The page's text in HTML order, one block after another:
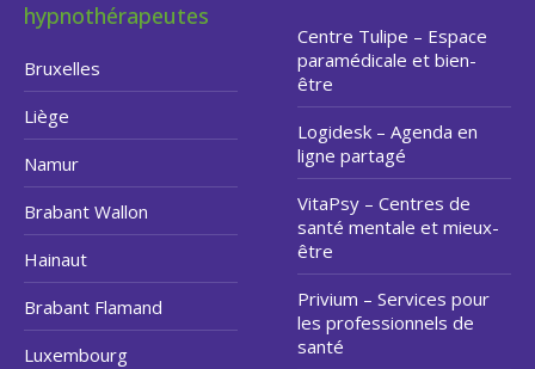
hypnothérapeutes
Bruxelles
Liège
Namur
Brabant Wallon
Hainaut
Brabant Flamand
Luxembourg
Centre Tulipe – Espace
paramédicale et bien-
être
Logidesk – Agenda en
ligne partagé
VitaPsy – Centres de
santé mentale et mieux-
être
Privium – Services pour
les professionnels de
santé